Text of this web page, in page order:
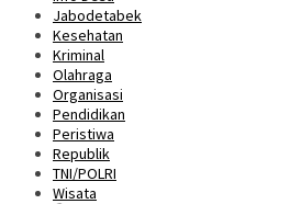
Jabodetabek
Kesehatan
Kriminal
Olahraga
Organisasi
Pendidikan
Peristiwa
Republik
TNI/POLRI
Wisata